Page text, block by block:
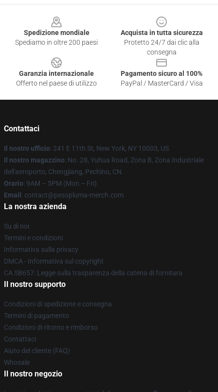
Spedizione mondiale
Spediamo in oltre 200 paesi
Acquista in tutta sicurezza
Protetto 24/7 dai clic alla
consegna
Garanzia internazionale
Offerto nel paese di utilizzo
Pagamento sicuro al 100%
PayPal / MasterCard / Visa
Contattaci
Il nostro ufficio: 241 E 11th St, New York, NY 10003, US
Il nostro magazzino: No. 28, Yuhua Road, Zona B, Zona Industriale
dell'aeroporto, Chengjiang, Pechino, CN
Orario: 9AM – 5PM (Mon – Fri)
Email : contact@pesopluma-merch.com
La nostra azienda
Su di noi
Termini e condizioni
Informativa sulla privacy
DMCA - Informativa sul copyright
CA SB657: Legge sulla trasparenza della catena di fornitura
Il nostro supporto
Condizioni di spedizione e consegna
Termini di pagamento
Condizioni di ritorno e rimborso
Contattaci
Aiuto del cliente (FAQ)
Whosale
Il nostro negozio